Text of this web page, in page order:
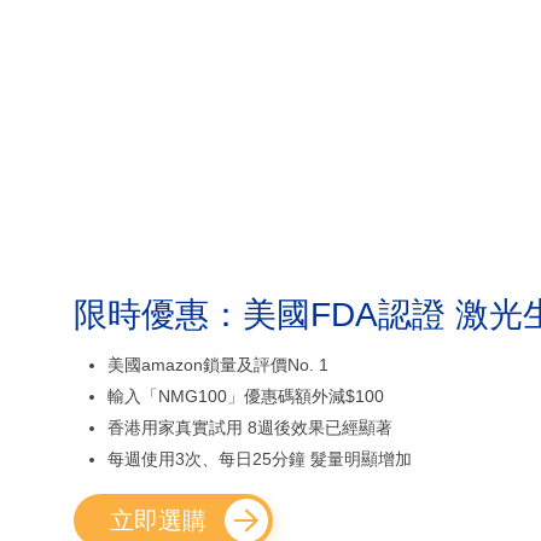
限時優惠：美國FDA認證 激光
美國amazon鎖量及評價No. 1
輸入「NMG100」優惠碼額外減$100
香港用家真實試用 8週後效果已經顯著
每週使用3次、每日25分鐘 髮量明顯增加
立即選購